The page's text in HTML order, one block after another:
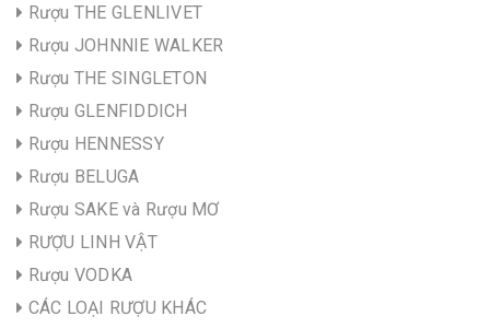
Rượu THE GLENLIVET
Rượu JOHNNIE WALKER
Rượu THE SINGLETON
Rượu GLENFIDDICH
Rượu HENNESSY
Rượu BELUGA
Rượu SAKE và Rượu MƠ
RƯỢU LINH VẬT
Rượu VODKA
CÁC LOẠI RƯỢU KHÁC